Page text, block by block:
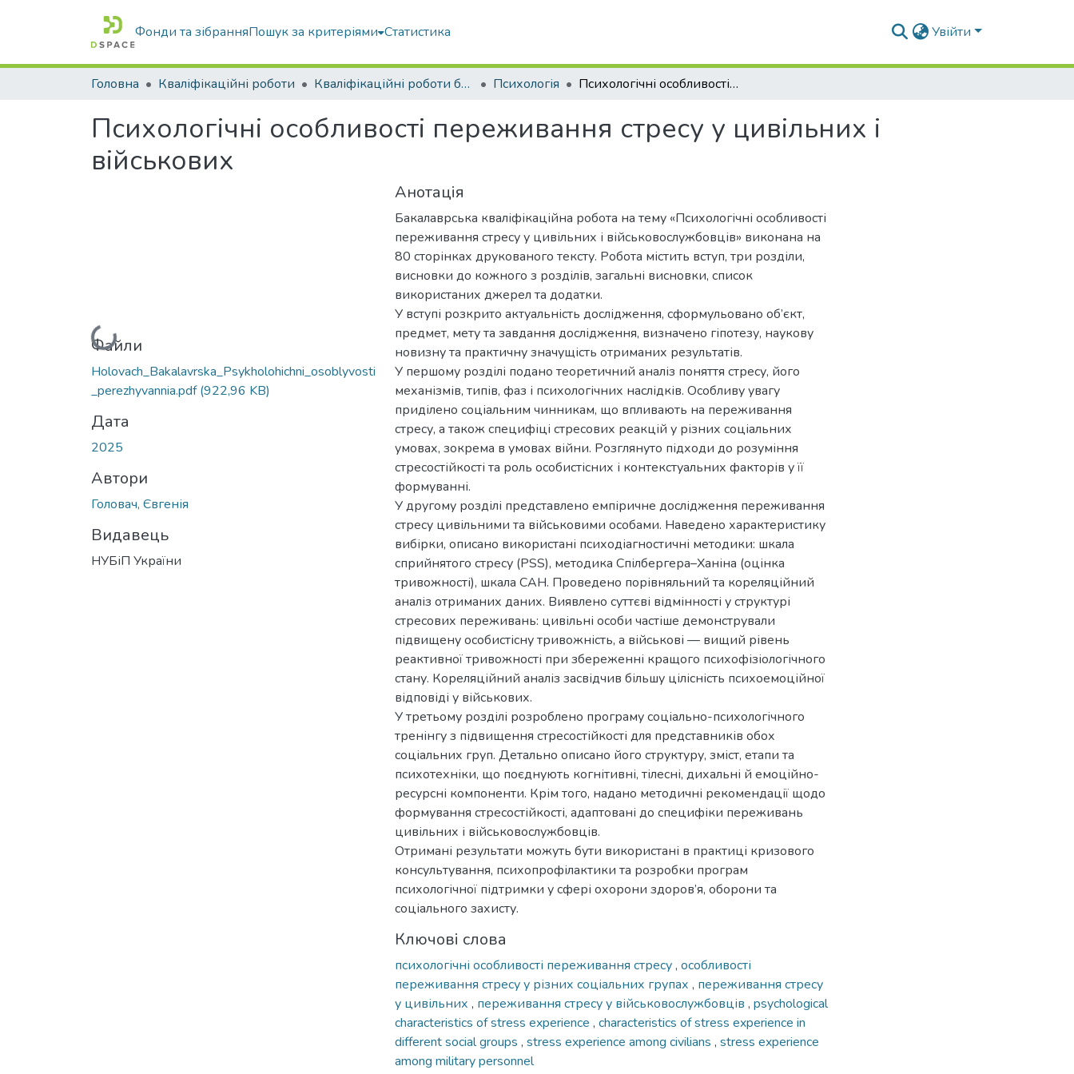
Фонди та зібранняПошук за критеріями Статистика Увійти
Головна Кваліфікаційні роботи Кваліфікаційні роботи бакалаврів Психологія Психологічні особливості переживання стресу у цивільних і військових
Психологічні особливості переживання стресу у цивільних і
військових
Вантажиться...
Файли
Holovach_Bakalavrska_Psykholohichni_osoblyvosti
_perezhyvannia.pdf(922,96 KB)
Дата
2025
Автори
Головач, Євгенія
Видавець
НУБіП України
Анотація
Бакалаврська кваліфікаційна робота на тему «Психологічні особливості
переживання стресу у цивільних і військовослужбовців» виконана на
80 сторінках друкованого тексту. Робота містить вступ, три розділи,
висновки до кожного з розділів, загальні висновки, список
використаних джерел та додатки.
У вступі розкрито актуальність дослідження, сформульовано об’єкт,
предмет, мету та завдання дослідження, визначено гіпотезу, наукову
новизну та практичну значущість отриманих результатів.
У першому розділі подано теоретичний аналіз поняття стресу, його
механізмів, типів, фаз і психологічних наслідків. Особливу увагу
приділено соціальним чинникам, що впливають на переживання
стресу, а також специфіці стресових реакцій у різних соціальних
умовах, зокрема в умовах війни. Розглянуто підходи до розуміння
стресостійкості та роль особистісних і контекстуальних факторів у її
формуванні.
У другому розділі представлено емпіричне дослідження переживання
стресу цивільними та військовими особами. Наведено характеристику
вибірки, описано використані психодіагностичні методики: шкала
сприйнятого стресу (PSS), методика Спілбергера–Ханіна (оцінка
тривожності), шкала САН. Проведено порівняльний та кореляційний
аналіз отриманих даних. Виявлено суттєві відмінності у структурі
стресових переживань: цивільні особи частіше демонстрували
підвищену особистісну тривожність, а військові — вищий рівень
реактивної тривожності при збереженні кращого психофізіологічного
стану. Кореляційний аналіз засвідчив більшу цілісність психоемоційної
відповіді у військових.
У третьому розділі розроблено програму соціально-психологічного
тренінгу з підвищення стресостійкості для представників обох
соціальних груп. Детально описано його структуру, зміст, етапи та
психотехніки, що поєднують когнітивні, тілесні, дихальні й емоційно-
ресурсні компоненти. Крім того, надано методичні рекомендації щодо
формування стресостійкості, адаптовані до специфіки переживань
цивільних і військовослужбовців.
Отримані результати можуть бути використані в практиці кризового
консультування, психопрофілактики та розробки програм
психологічної підтримки у сфері охорони здоров’я, оборони та
соціального захисту.
Ключові слова
психологічні особливості переживання стресу, особливості
переживання стресу у різних соціальних групах , переживання стресу
у цивільних , переживання стресу у військовослужбовців , psychological
characteristics of stress experience , characteristics of stress experience in
different social groups , stress experience among civilians , stress experience
among military personnel